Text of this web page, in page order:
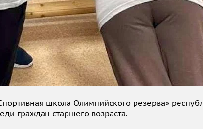
школа Олимпийского резерва»
граждан старшего возраста.